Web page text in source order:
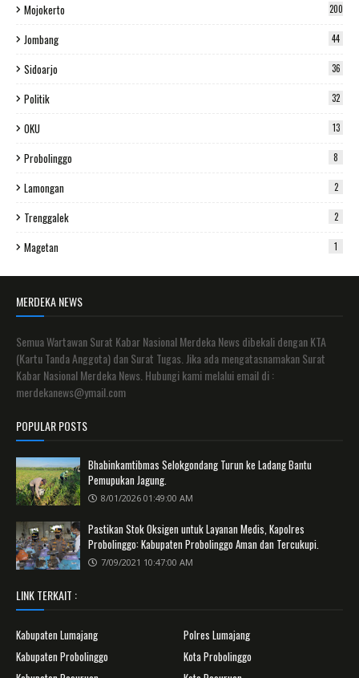
Mojokerto 200
Jombang 44
Sidoarjo 36
Politik 32
OKU 13
Probolinggo 8
Lamongan 2
Trenggalek 2
Magetan 1
MERDEKA NEWS
Semua Wartawan Surat Kabar Nasional Merdeka News dibekali dengan KTA
(Kartu Tanda Anggota) dan Surat Tugas. Jika ada mengatasnamakan Surat
Kabar Nasional Merdeka News. Hubungi kami melalui email di :
merdekanews@ymail.com
POPULAR POSTS
Bhabinkamtibmas Selokgondang Turun ke Ladang Bantu
Pemupukan Jagung.
8/01/2026 01:49:00 AM
Pastikan Stok Oksigen untuk Layanan Medis, Kapolres
Probolinggo: Kabupaten Probolinggo Aman dan Tercukupi.
7/09/2021 10:47:00 AM
LINK TERKAIT :
Kabupaten Lumajang
Polres Lumajang
Kabupaten Probolinggo
Kota Probolinggo